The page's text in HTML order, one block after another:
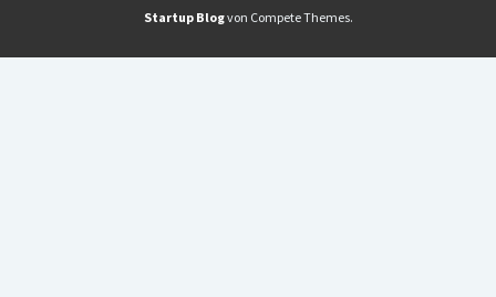
Startup Blogvon Compete Themes.